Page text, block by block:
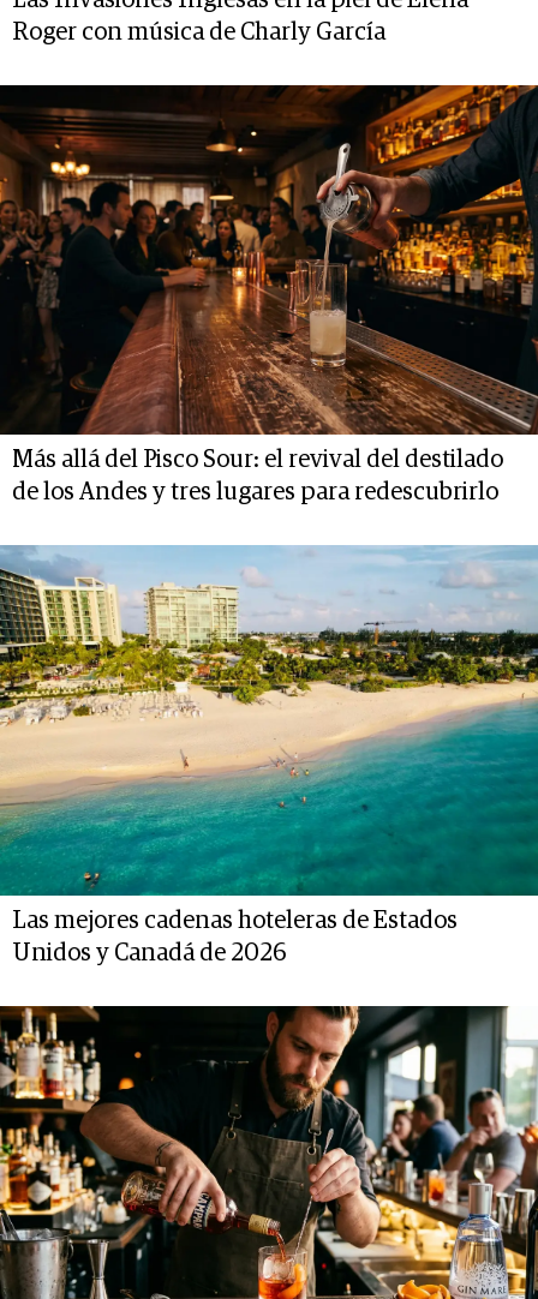
Roger con música de Charly García
Más allá del Pisco Sour: el revival del destilado
de los Andes y tres lugares para redescubrirlo
Las mejores cadenas hoteleras de Estados
Unidos y Canadá de 2026